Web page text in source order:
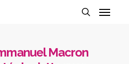
Macron